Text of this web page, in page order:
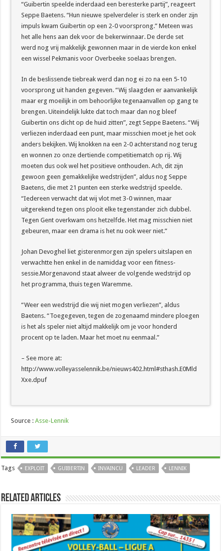
“Guibertin speelde inderdaad een beresterke partij”, reageert
Seppe Baetens. “Hun nieuwe spelverdeler is sterk en onder zijn
impuls kwam Guibertin op een 2-0 voorsprong.” Meteen was
het alle hens aan dek voor de bekerwinnaar. De derde set
werd nog vrij makkelijk gewonnen maar in de vierde kon enkel
een wissel Pekmanis voor Overbeeke soelaas brengen.
In de beslissende tiebreak werd dan nog ei zo na een 5-10
voorsprong uit handen gegeven. “Wij slaagden er aanvankelijk
maar erg moeilijk in om behoorlijke tegenaanvallen op gang te
brengen. Uiteindelijk lukte dat toch maar dan nog bleef
Guibertin ons dicht op de huid zitten”, zegt Seppe Baetens. “Wij
verliezen inderdaad een punt, maar misschien moet je het ook
anders bekijken. Wij knokken na een 2-0 achterstand nog terug
en wonnen zo onze dertiende competitiematch op rij. Wij
moeten dus ook wel het positieve onthouden. Ach, dit zijn
gewoon geen gemakkelijke wedstrijden”, aldus nog Seppe
Baetens, die met 21 punten een sterke wedstrijd speelde.
“Iedereen verwacht dat wij vlot met 3-0 winnen, maar
uitgerekend tegen ons plooit elke tegenstander zich dubbel.
Tegen Gent overkwam ons hetzelfde. Het mag misschien niet
gebeuren, maar een drama is het nu ook weer niet.”
Johan Devoghel liet gisterenmorgen zijn spelers uitslapen en
verwachtte hen enkel in de namiddag voor een fitness-
sessie.Morgenavond staat alweer de volgende wedstrijd op
het programma, thuis tegen Waremme.
“Weer een wedstrijd die wij niet mogen verliezen”, aldus
Baetens. “Toegegeven, tegen de zogenaamd mindere ploegen
is het als speler niet altijd makkelijk om je voor honderd
procent op te laden. Maar het moet nu eenmaal.”
– See more at:
http://www.volleyasselennik.be/nieuws402.html#sthash.E0Mld
Xxe.dpuf
Source :Asse-Lennik
Tags EXPLOIT GUIBERTIN INVAINCU LEADER LENNIK
Related Articles